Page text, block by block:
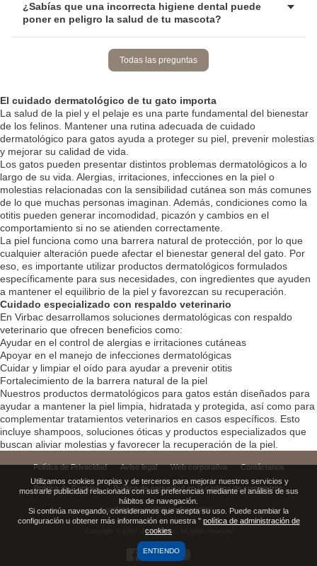
¿Sabías que una incorrecta higiene dental puede
poner en peligro la salud de tu mascota?
Todas las preguntas
El cuidado dermatológico de tu gato importa
La salud de la piel y el pelaje es una parte fundamental del bienestar
de los felinos. Mantener una rutina adecuada de cuidado
dermatológico para gatos ayuda a proteger su piel, prevenir molestias
y mejorar su calidad de vida.
Los gatos pueden presentar distintos problemas dermatológicos a lo
largo de su vida. Alergias, irritaciones, infecciones en la piel o
molestias relacionadas con la sensibilidad cutánea son más comunes
de lo que muchas personas imaginan. Además, condiciones como la
otitis pueden generar incomodidad, picazón y cambios en el
comportamiento si no se atienden correctamente.
La piel funciona como una barrera natural de protección, por lo que
cualquier alteración puede afectar el bienestar general del gato. Por
eso, es importante utilizar productos dermatológicos formulados
específicamente para sus necesidades, con ingredientes que ayuden
a mantener el equilibrio de la piel y favorezcan su recuperación.
Cuidado especializado con respaldo veterinario
En Virbac desarrollamos soluciones dermatológicas con respaldo
veterinario que ofrecen beneficios como:
Ayudar en el control de alergias e irritaciones cutáneas
Apoyar en el manejo de infecciones dermatológicas
Cuidar y limpiar el oído para ayudar a prevenir otitis
Fortalecimiento de la barrera natural de la piel
Nuestros productos dermatológicos para gatos están diseñados para
ayudar a mantener la piel limpia, hidratada y protegida, así como para
complementar tratamientos veterinarios en casos específicos. Esto
incluye shampoos, soluciones óticas y productos especializados que
buscan aliviar molestias y favorecer la recuperación de la piel.
Política de Privacidad Aviso legal Web corporativa Contáctanos
Política de Cookies Política de seguridad en la cadena de suministros
update my cookie preferencies
2026Virbac. All rights reserved
Utilizamos cookies propias y de terceros para mejorar nuestros servicios y
mostrarle publicidad relacionada con sus preferencias mediante el análisis de sus
hábitos de navegación.
Si continúa navegando, consideramos que acepta su uso. Puede cambiar la
configuración u obtener más información en nuestra " política de administración de
cookies
ENTIENDO